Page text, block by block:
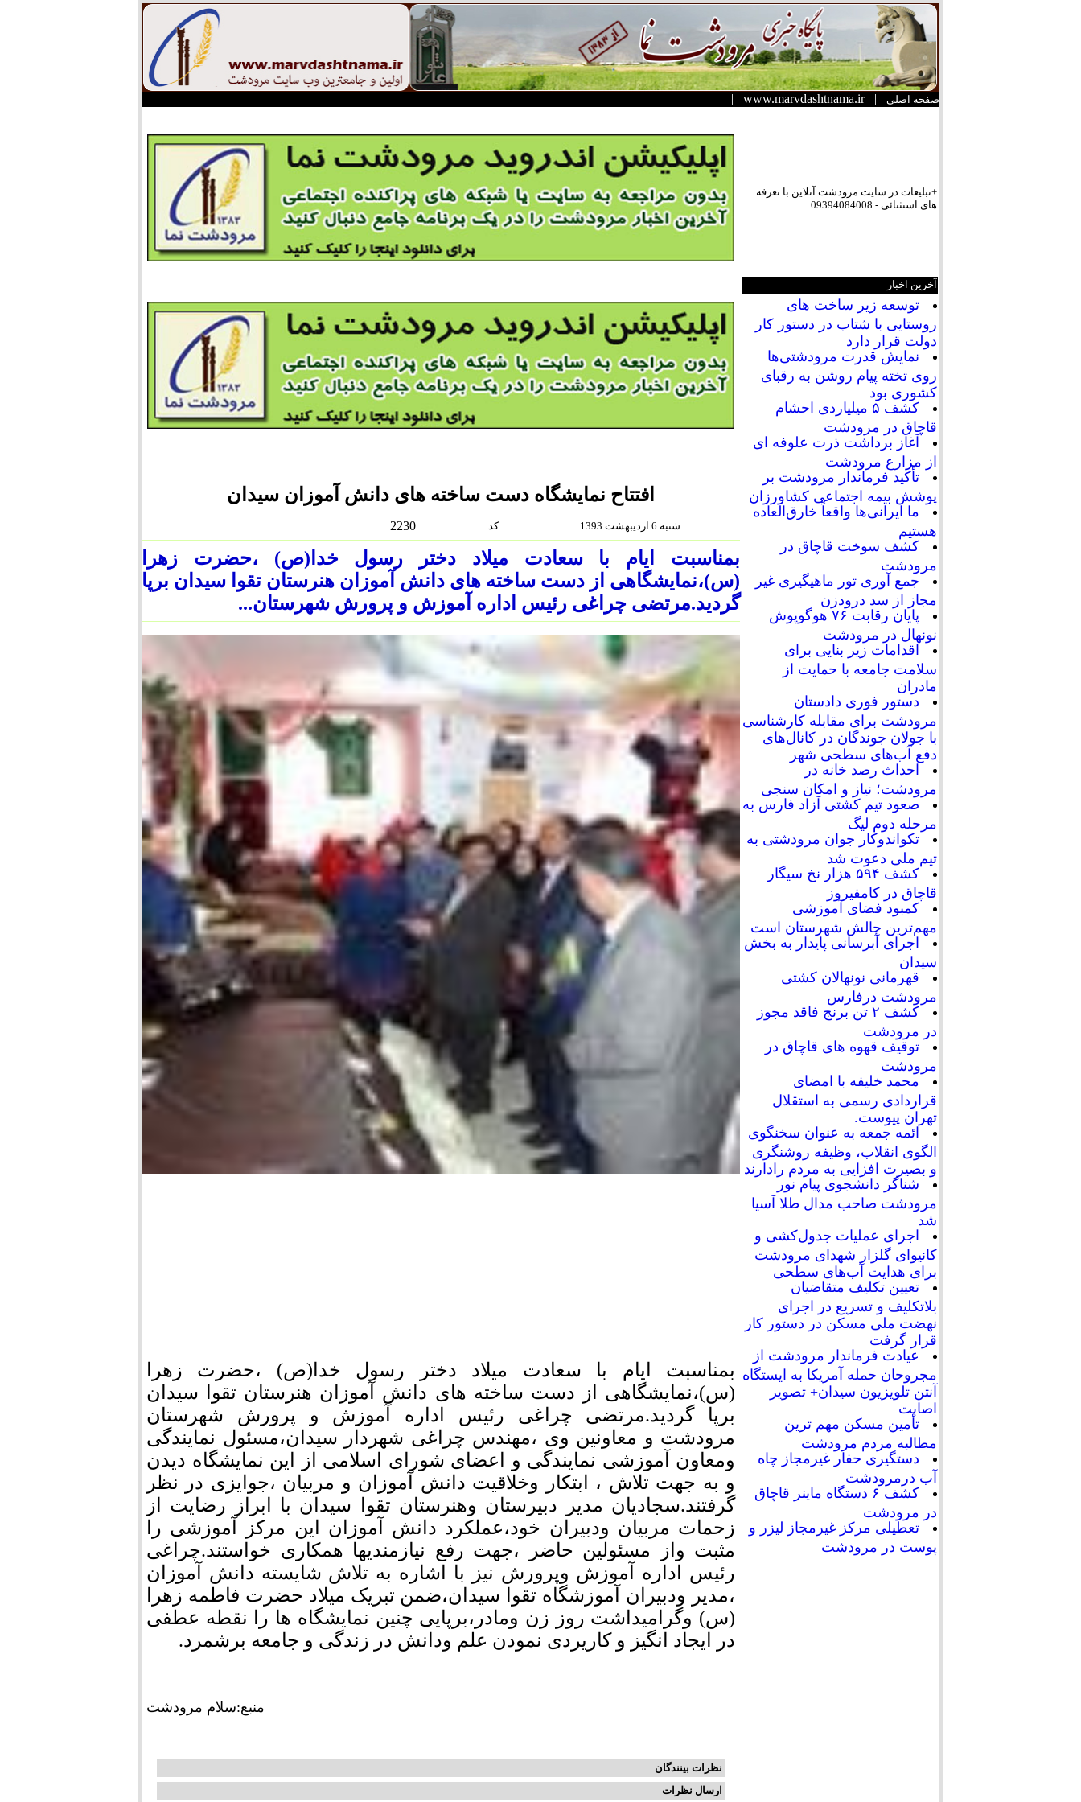
صفحه اصلی |
www.marvdashtnama.ir
|
+تبلیعات در سایت مرودشت آنلاین با تعرفه
های استثنائی - 09394084008
آخرین اخبار
توسعه زیر ساخت های
روستایی با شتاب در دستور کار
دولت قرار دارد
نمایش قدرت مرودشتی‌ها
روی تخته پیام روشن به رقبای
کشوری بود
کشف ۵ میلیاردی احشام
قاچاق در مرودشت
آغاز برداشت ذرت علوفه ای
از مزارع مرودشت
تأکید فرماندار مرودشت بر
پوشش بیمه اجتماعی کشاورزان
ما ایرانی‌ها واقعاً خارق‌العاده
هستیم
کشف سوخت قاچاق در
مرودشت
جمع آوری تور ماهیگیری غیر
مجاز از سد درودزن
پایان رقابت‌ ۷۶ هوگوپوش
نونهال در مرودشت
اقدامات زیر بنایی برای
سلامت جامعه با حمایت از
مادران
دستور فوری دادستان
مرودشت برای مقابله کارشناسی
با جولان جوندگان در کانال‌های
دفع آب‌های سطحی شهر
احداث رصد خانه در
مرودشت؛ نیاز و امکان سنجی
صعود تیم کشتی آزاد فارس به
مرحله دوم لیگ
تکواندوکار جوان مرودشتی به
تیم ملی دعوت شد
کشف ۵۹۴ هزار نخ سیگار
قاچاق در کامفیروز
کمبود فضای آموزشی
مهم‌ترین چالش شهرستان است
اجرای آبرسانی پایدار به بخش
سیدان
قهرمانی نونهالان کشتی
مرودشت درفارس
کشف ۲ تن برنج فاقد مجوز
در مرودشت
توقیف قهوه های قاچاق در
مرودشت
محمد خلیفه با امضای
قراردادی رسمی به استقلال
تهران پیوست.
ائمه جمعه به عنوان سخنگوی
الگوی انقلاب، وظیفه روشنگری
و بصیرت افزایی به مردم رادارند
شناگر دانشجوی پیام نور
مرودشت صاحب مدال طلا آسیا
شد
اجرای عملیات جدول‌کشی و
کانیوای گلزار شهدای مرودشت
برای هدایت آب‌های سطحی
تعیین تکلیف متقاضیان
بلاتکلیف و تسریع در اجرای
نهضت ملی مسکن در دستور کار
قرار گرفت
عیادت فرماندار مرودشت از
مجروحان حمله آمریکا به ایستگاه
آنتن تلویزیون سیدان+ تصویر
اصابت
تأمین مسکن مهم ترین
مطالبه مردم مرودشت
دستگیری حفار غیرمجاز چاه
آب درمرودشت
کشف ۶ دستگاه ماینر قاچاق
در مرودشت
تعطیلی مرکز غیرمجاز لیزر و
پوست در مرودشت
افتتاح نمایشگاه دست ساخته های دانش آموزان سیدان
2230 :كد شنبه 6 ارديبهشت 1393
بمناسبت ایام با سعادت میلاد دختر رسول خدا(ص) ،حضرت زهرا
(س)،نمایشگاهی از دست ساخته های دانش آموزان هنرستان تقوا سیدان برپا
گردید.مرتضی چراغی رئیس اداره آموزش و پرورش شهرستان...
بمناسبت ایام با سعادت میلاد دختر رسول خدا(ص) ،حضرت زهرا
(س)،نمایشگاهی از دست ساخته های دانش آموزان هنرستان تقوا سیدان
برپا گردید.مرتضی چراغی رئیس اداره آموزش و پرورش شهرستان
مرودشت و معاونین وی ،مهندس چراغی شهردار سیدان،مسئول نمایندگی
ومعاون آموزشی نمایندگی و اعضای شورای اسلامی از این نمایشگاه دیدن
و به جهت تلاش ، ابتکار وخلاقیت دانش آموزان و مربیان ،جوایزی در نظر
گرفتند.سجادیان مدیر دبیرستان وهنرستان تقوا سیدان با ابراز رضایت از
زحمات مربیان ودبیران خود،عملکرد دانش آموزان این مرکز آموزشی را
مثبت واز مسئولین حاضر ،جهت رفع نیازمندیها همکاری خواستند.چراغی
رئیس اداره آموزش وپرورش نیز با اشاره به تلاش شایسته دانش آموزان
،مدیر ودبیران آموزشگاه تقوا سیدان،ضمن تبریک میلاد حضرت فاطمه زهرا
(س) وگرامیداشت روز زن ومادر،برپایی چنین نمایشگاه ها را نقطه عطفی
در ایجاد انگیز و کاریردی نمودن علم ودانش در زندگی و جامعه برشمرد.
منبع:سلام مرودشت
نظرات بینندگان
ارسال نظرات